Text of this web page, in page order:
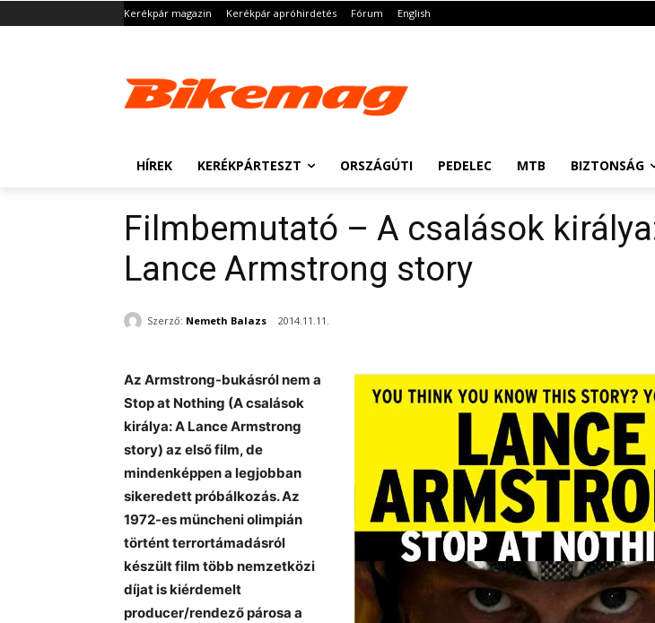
Kerékpár magazin Kerékpár apróhirdetés Fórum English
HÍREK KERÉKPÁRTESZT ORSZÁGÚTI PEDELEC MTB BIZTONSÁG
Filmbemutató – A csalások
Lance Armstrong story
Szerző: Nemeth Balazs 2014.11.11.
Az Armstrong-bukásról nem a
Stop at Nothing (A csalások
királya: A Lance Armstrong
story) az első film, de
mindenképpen a legjobban
sikeredett próbálkozás. Az
1972-es müncheni olimpián
történt terrortámadásról
készült film több nemzetközi
díjat is kiérdemelt
producer/rendező párosa a